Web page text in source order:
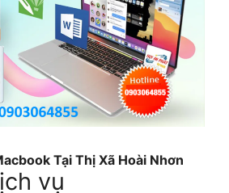
Tại Thị Xã Hoài Nhơn
vụ